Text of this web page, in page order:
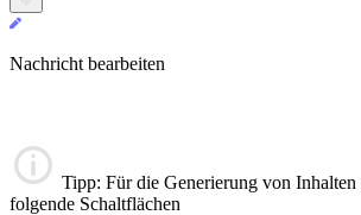
Nachricht bearbeiten
Tipp: Für die Generierung von
folgende Schaltflächen